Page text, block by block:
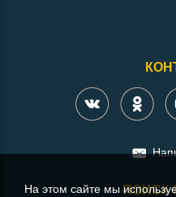
ПОИСК
На этом сайте мы